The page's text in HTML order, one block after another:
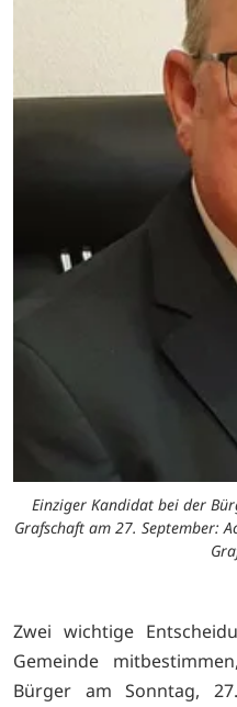
Einziger Kandidat bei der
Grafschaft am 27. September:
Zwei wichtige
Gemeinde
Bürger am Sonntag,